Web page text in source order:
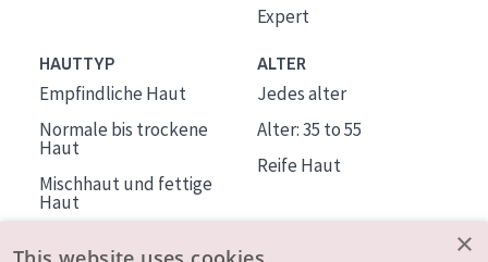
Expert
HAUTTYP
Empfindliche Haut
Normale bis trockene
Haut
Mischhaut und fettige
Haut
ALTER
Jedes alter
Alter: 35 to 55
Reife Haut
×